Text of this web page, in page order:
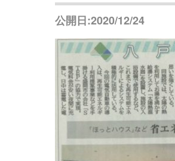
公開日:2020/12/24